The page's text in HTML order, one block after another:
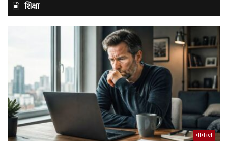
शिक्षा
वायरल